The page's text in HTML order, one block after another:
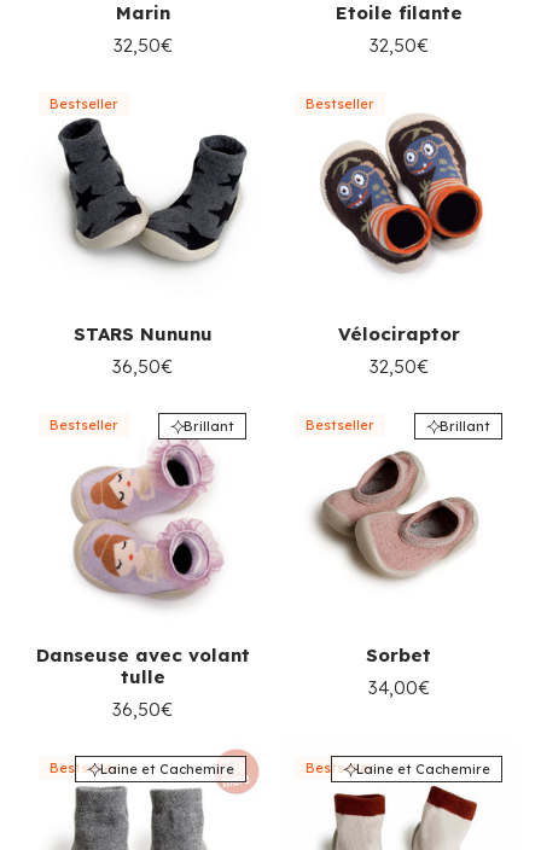
Marin
32,50€
Etoile filante
32,50€
Bestseller
STARS Nununu
36,50€
Bestseller
Vélociraptor
32,50€
Bestseller Brillant
Danseuse avec volant
tulle
36,50€
Bestseller Brillant
Sorbet
34,00€
BestsellerLaine et Cachemire BestsellerLaine et Cachemire